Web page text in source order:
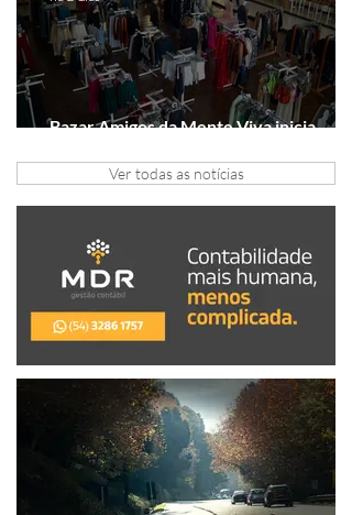
Bazar Amigos da Mente Viva inicia
Ver todas as notícias